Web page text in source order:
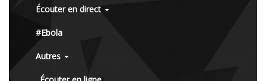
Écouter en direct
#Ebola
Autres